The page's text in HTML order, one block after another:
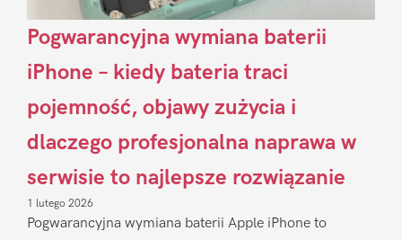
Pogwarancyjna wymiana baterii
iPhone – kiedy bateria traci
pojemność, objawy zużycia i
dlaczego profesjonalna naprawa w
serwisie to najlepsze rozwiązanie
1 lutego 2026
Pogwarancyjna wymiana baterii Apple iPhone to